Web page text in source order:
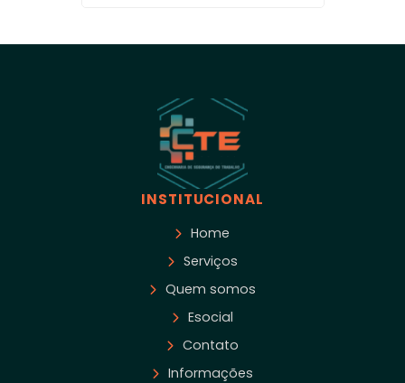
INSTITUCIONAL
Home
Serviços
Quem somos
Esocial
Contato
Informações